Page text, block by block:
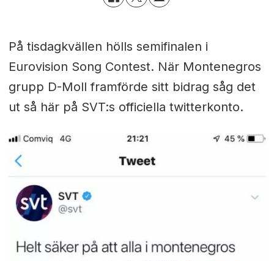
På tisdagkvällen hölls semifinalen i
Eurovision Song Contest. När Montenegros
grupp D-Moll framförde sitt bidrag såg det
ut så här på SVT:s officiella twitterkonto.